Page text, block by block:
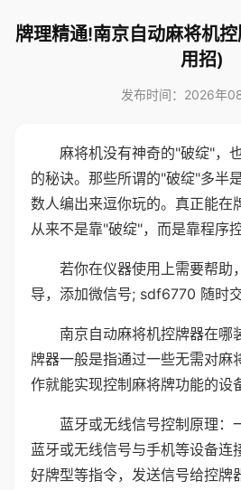
牌理精通!南京自动麻将机
用招)
发布时间：2026年
麻将机没有神奇的"破绽"，
的秘诀。那些所谓的"破绽"多半
数人编出来逗你玩的。真正能在
从来不是靠"破绽"，而是靠程序
若你在仪器使用上需要帮助
导，添加微信号; sdf6770 随时交
南京自动麻将机控牌器在哪
牌器一般是指通过一些无需对麻
作就能实现控制麻将牌功能的设
蓝牙或无线信号控制原理：
蓝牙或无线信号与手机等设备连
好牌型等指令，发送信号给控牌